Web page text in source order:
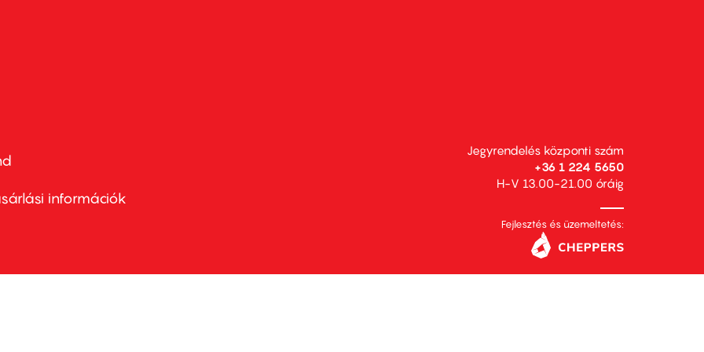
információk
Jegyrendelés központi szám
+36 1 224 5650
H-V 13.00-21.00 óráig
Fejlesztés és üzemeltetés: